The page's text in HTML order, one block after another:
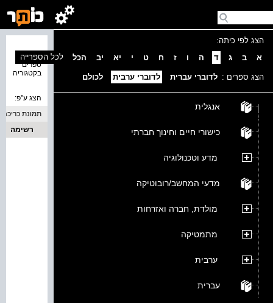
הצג לפי כיתה:
א
ב ג ד ה ו ז ח ט י יא יב הכל
הצג ספרים : לדוברי עברית לדוברי ערבית לכולם
אנגלית
כישורי חיים וחינוך חברתי
מדע וטכנולוגיה
מדעי המחשב/רובוטיקה
מולדת, חברה ואזרחות
מתמטיקה
ערבית
עברית
ספרים
בקטגוריה
לכל הספרייה
הצג ע''פ:
תמונת כריכה
רשימה